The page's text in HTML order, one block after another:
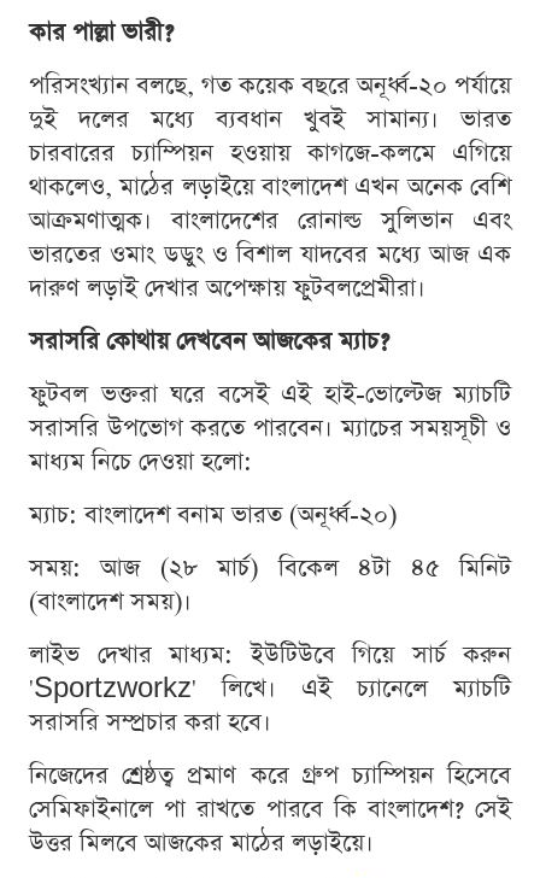
কার পাল্লা ভারী?
পরিসংখ্যান বলছে, গত কয়েক বছরে অনূর্ধ্ব-২০ পর্যায়ে
দুই দলের মধ্যে ব্যবধান খুবই সামান্য। ভারত
চারবারের চ্যাম্পিয়ন হওয়ায় কাগজে-কলমে এগিয়ে
থাকলেও, মাঠের লড়াইয়ে বাংলাদেশ এখন অনেক বেশি
আক্রমণাত্মক। বাংলাদেশের রোনাল্ড সুলিভান এবং
ভারতের ওমাং ডডুং ও বিশাল যাদবের মধ্যে আজ এক
দারুণ লড়াই দেখার অপেক্ষায় ফুটবলপ্রেমীরা।
সরাসরি কোথায় দেখবেন আজকের ম্যাচ?
ফুটবল ভক্তরা ঘরে বসেই এই হাই-ভোল্টেজ ম্যাচটি
সরাসরি উপভোগ করতে পারবেন। ম্যাচের সময়সূচী ও
মাধ্যম নিচে দেওয়া হলো:
ম্যাচ: বাংলাদেশ বনাম ভারত (অনূর্ধ্ব-২০)
সময়: আজ (২৮ মার্চ) বিকেল ৪টা ৪৫ মিনিট
(বাংলাদেশ সময়)।
লাইভ দেখার মাধ্যম: ইউটিউবে গিয়ে সার্চ করুন
'Sportzworkz' লিখে। এই চ্যানেলে ম্যাচটি
সরাসরি সম্প্রচার করা হবে।
নিজেদের শ্রেষ্ঠত্ব প্রমাণ করে গ্রুপ চ্যাম্পিয়ন হিসেবে
সেমিফাইনালে পা রাখতে পারবে কি বাংলাদেশ? সেই
উত্তর মিলবে আজকের মাঠের লড়াইয়ে।